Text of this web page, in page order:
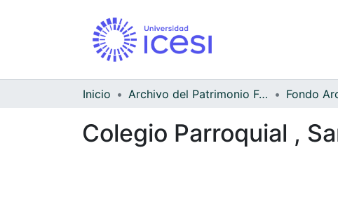
Inicio Archivo del Patrimonio Fotográfico y Fílmico del Valle del Cauca
Colegio Parroquial ,